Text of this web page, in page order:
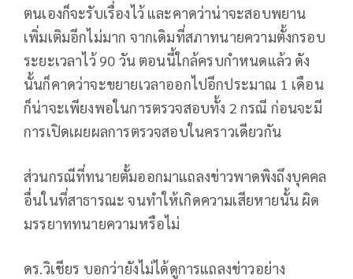
ตนเองก็จะรับเรื่องไว้ และคาดว่าน่าจะสอบพยาน
เพิ่มเติมอีกไม่มาก จากเดิมที่สภาทนายความตั้งกรอบ
ระยะเวลาไว้ 90 วัน ตอนนี้ใกล้ครบกำหนดแล้ว ดัง
นั้นก็คาดว่าจะขยายเวลาออกไปอีกประมาณ 1 เดือน
ก็น่าจะเพียงพอในการตรวจสอบทั้ง 2 กรณี ก่อนจะมี
การเปิดเผยผลการตรวจสอบในคราวเดียวกัน
ส่วนกรณีที่ทนายตั้มออกมาแถลงข่าวพาดพิงถึงบุคคล
อื่นในที่สาธารณะ จนทำให้เกิดความเสียหายนั้น ผิด
มรรยาททนายความหรือไม่
ดร.วิเชียร บอกว่ายังไม่ได้ดูการแถลงข่าวอย่าง